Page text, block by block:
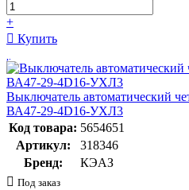
+
Купить
Выключатель автоматический
ВА47-29-4D16-УХЛ3
Код товара: 5654651
Артикул:
318346
Бренд:
КЭАЗ
Под заказ